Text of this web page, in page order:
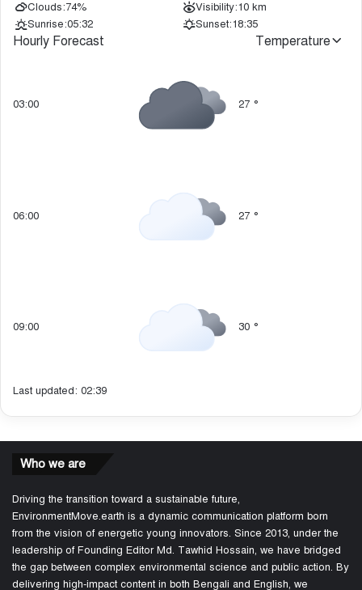
Clouds:74% Visibility:10 km
Sunrise:05:32 Sunset:18:35
Hourly Forecast Temperature
03:00 27 °
06:00 27 °
09:00 30 °
Last updated: 02:39
Who we are
Driving the transition toward a sustainable future,
EnvironmentMove.earth is a dynamic communication platform born
from the vision of energetic young innovators. Since 2013, under the
leadership of Founding Editor Md. Tawhid Hossain, we have bridged
the gap between complex environmental science and public action. By
delivering high-impact content in both Bengali and English, we